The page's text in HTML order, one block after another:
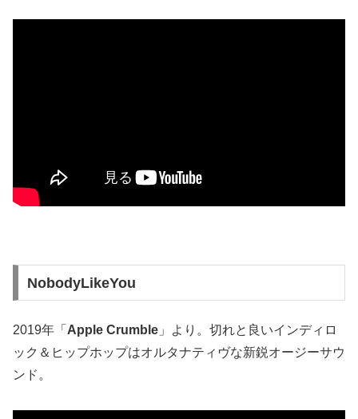
NobodyLikeYou
2019年「 Apple Crumble 」より。切れと良いインディロ
ック＆ヒップホップはオルタナティヴな新鋭オージーサウ
ンド。